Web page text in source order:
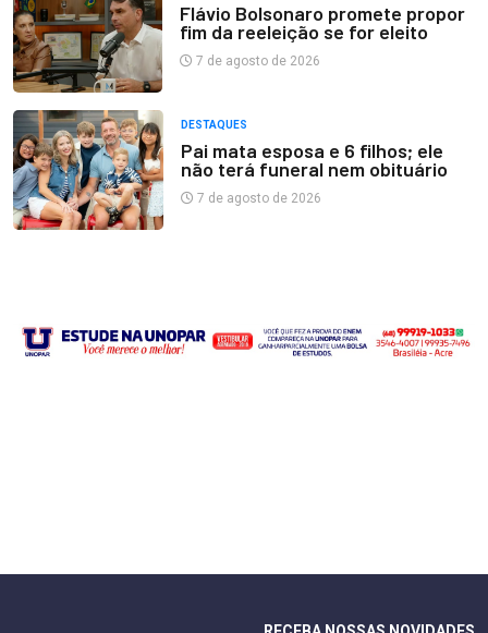
Flávio Bolsonaro promete propor
fim da reeleição se for eleito
7 de agosto de 2026
DESTAQUES
Pai mata esposa e 6 filhos; ele
não terá funeral nem obituário
7 de agosto de 2026